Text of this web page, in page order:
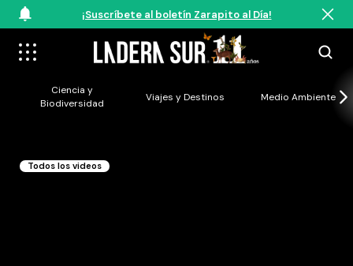
¡Suscríbete al boletín Zarapito al Día!
Ciencia y
Biodiversidad
Viajes y Destinos Medio Ambiente
Todos los videos